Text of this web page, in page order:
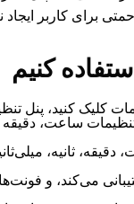
برای کاربر ایجاد
کنیم
دقیقه، ثانیه،
می‌کند، و